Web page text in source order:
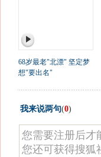
68岁最老"北漂" 坚定梦
想"要出名"
我来说两句(0)